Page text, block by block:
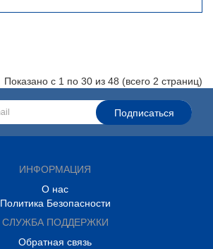
Показано с 1 по 30 из 48 (всего 2 страниц)
ИНФОРМАЦИЯ
О нас
Политика Безопасности
СЛУЖБА ПОДДЕРЖКИ
Обратная связь